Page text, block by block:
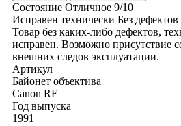
Состояние Отличное 9/10
Исправен технически Без дефектов
Товар без каких-либо дефектов,
исправен. Возможно присутствие
внешних следов эксплуатации.
Артикул
Байонет объектива
Canon RF
Год выпуска
1991